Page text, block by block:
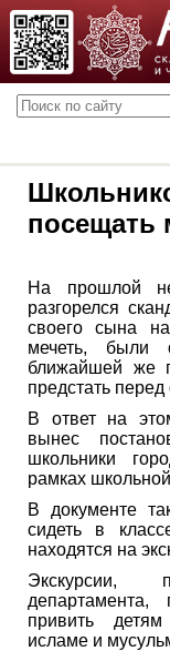
посещать
На прошлой
разгорелся
своего сына
мечеть,
ближайшей же
предстать перед
В ответ на
вынес
школьники
рамках
В документе
сидеть в
находятся на
Экскурсии,
привить
исламе и